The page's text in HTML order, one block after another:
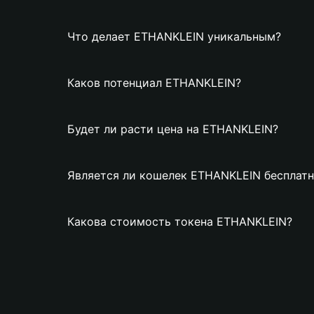
Что делает ETHANKLEIN уникальным?
Каков потенциал ETHANKLEIN?
Будет ли расти цена на ETHANKLEIN?
Является ли кошелек ETHANKLEIN
Какова стоимость токена ETHANKLEIN?